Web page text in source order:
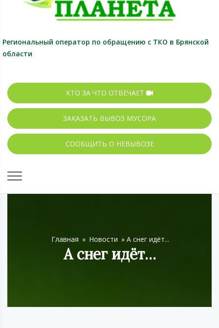
Региональный оператор по обращению с ТКО в Брянской
области
КТО ЗА ЧТО ОТВЕЧАЕТ
ЗАКАЗАТЬ ВЫВОЗ МУСОРА
СООБЩИТЬ О НЕВЫВОЗЕ
Главная » Новости » А снег идёт...
А снег идёт…